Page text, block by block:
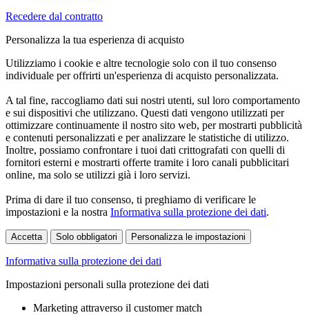
Recedere dal contratto
Personalizza la tua esperienza di acquisto
Utilizziamo i cookie e altre tecnologie solo con il tuo consenso
individuale per offrirti un'esperienza di acquisto personalizzata.
A tal fine, raccogliamo dati sui nostri utenti, sul loro comportamento
e sui dispositivi che utilizzano. Questi dati vengono utilizzati per
ottimizzare continuamente il nostro sito web, per mostrarti pubblicità
e contenuti personalizzati e per analizzare le statistiche di utilizzo.
Inoltre, possiamo confrontare i tuoi dati crittografati con quelli di
fornitori esterni e mostrarti offerte tramite i loro canali pubblicitari
online, ma solo se utilizzi già i loro servizi.
Prima di dare il tuo consenso, ti preghiamo di verificare le
impostazioni e la nostra Informativa sulla protezione dei dati.
Accetta Solo obbligatori Personalizza le impostazioni
Informativa sulla protezione dei dati
Impostazioni personali sulla protezione dei dati
Marketing attraverso il customer match